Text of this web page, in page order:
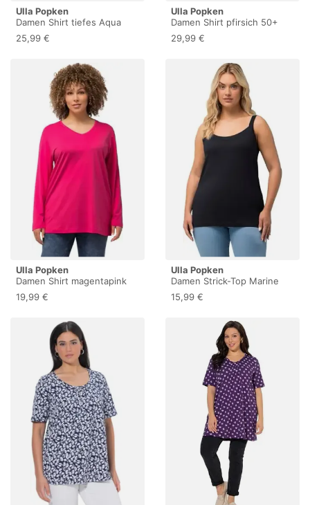
Ulla Popken
Damen Shirt tiefes Aqua
50+
25,99 €
Ulla Popken
Damen Shirt pfirsich 50+
29,99 €
Ulla Popken
Damen Shirt magentapink
62+
19,99 €
Ulla Popken
Damen Strick-Top Marine
58+
15,99 €